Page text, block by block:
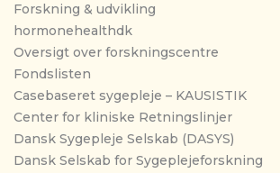
Forskning & udvikling
hormonehealthdk
Oversigt over forskningscentre
Fondslisten
Casebaseret sygepleje – KAUSISTIK
Center for kliniske Retningslinjer
Dansk Sygepleje Selskab (DASYS)
Dansk Selskab for Sygeplejeforskning